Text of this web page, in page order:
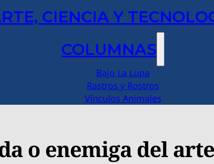
CIENCIA Y
COLUMNAS
Bajo La Lupa
Rastros y Rostros
Vínculos Animales
o enemiga del